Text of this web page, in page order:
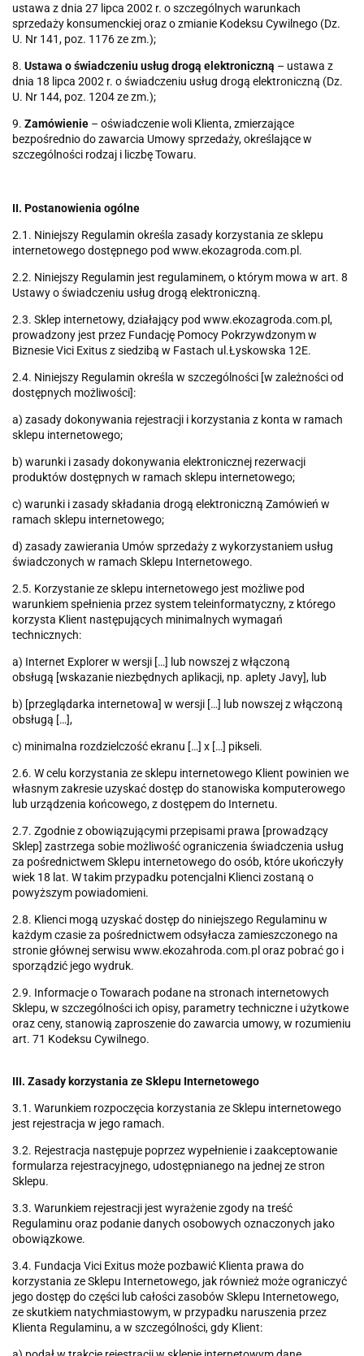
ustawa z dnia 27 lipca 2002 r. o szczególnych warunkach
sprzedaży konsumenckiej oraz o zmianie Kodeksu Cywilnego (Dz.
U. Nr 141, poz. 1176 ze zm.);
8. Ustawa o świadczeniu usług drogą elektroniczną – ustawa z
dnia 18 lipca 2002 r. o świadczeniu usług drogą elektroniczną (Dz.
U. Nr 144, poz. 1204 ze zm.);
9. Zamówienie – oświadczenie woli Klienta, zmierzające
bezpośrednio do zawarcia Umowy sprzedaży, określające w
szczególności rodzaj i liczbę Towaru.
II. Postanowienia ogólne
2.1. Niniejszy Regulamin określa zasady korzystania ze sklepu
internetowego dostępnego pod www.ekozagroda.com.pl.
2.2. Niniejszy Regulamin jest regulaminem, o którym mowa w art. 8
Ustawy o świadczeniu usług drogą elektroniczną.
2.3. Sklep internetowy, działający pod www.ekozagroda.com.pl,
prowadzony jest przez Fundację Pomocy Pokrzywdzonym w
Biznesie Vici Exitus z siedzibą w Fastach ul.Łyskowska 12E.
2.4. Niniejszy Regulamin określa w szczególności [w zależności od
dostępnych możliwości]:
a) zasady dokonywania rejestracji i korzystania z konta w ramach
sklepu internetowego;
b) warunki i zasady dokonywania elektronicznej rezerwacji
produktów dostępnych w ramach sklepu internetowego;
c) warunki i zasady składania drogą elektroniczną Zamówień w
ramach sklepu internetowego;
d) zasady zawierania Umów sprzedaży z wykorzystaniem usług
świadczonych w ramach Sklepu Internetowego.
2.5. Korzystanie ze sklepu internetowego jest możliwe pod
warunkiem spełnienia przez system teleinformatyczny, z którego
korzysta Klient następujących minimalnych wymagań
technicznych:
a) Internet Explorer w wersji […] lub nowszej z włączoną
obsługą [wskazanie niezbędnych aplikacji, np. aplety Javy], lub
b) [przeglądarka internetowa] w wersji […] lub nowszej z włączoną
obsługą […],
c) minimalna rozdzielczość ekranu […] x […] pikseli.
2.6. W celu korzystania ze sklepu internetowego Klient powinien we
własnym zakresie uzyskać dostęp do stanowiska komputerowego
lub urządzenia końcowego, z dostępem do Internetu.
2.7. Zgodnie z obowiązującymi przepisami prawa [prowadzący
Sklep] zastrzega sobie możliwość ograniczenia świadczenia usług
za pośrednictwem Sklepu internetowego do osób, które ukończyły
wiek 18 lat. W takim przypadku potencjalni Klienci zostaną o
powyższym powiadomieni.
2.8. Klienci mogą uzyskać dostęp do niniejszego Regulaminu w
każdym czasie za pośrednictwem odsyłacza zamieszczonego na
stronie głównej serwisu www.ekozahroda.com.pl oraz pobrać go i
sporządzić jego wydruk.
2.9. Informacje o Towarach podane na stronach internetowych
Sklepu, w szczególności ich opisy, parametry techniczne i użytkowe
oraz ceny, stanowią zaproszenie do zawarcia umowy, w rozumieniu
art. 71 Kodeksu Cywilnego.
III. Zasady korzystania ze Sklepu Internetowego
3.1. Warunkiem rozpoczęcia korzystania ze Sklepu internetowego
jest rejestracja w jego ramach.
3.2. Rejestracja następuje poprzez wypełnienie i zaakceptowanie
formularza rejestracyjnego, udostępnianego na jednej ze stron
Sklepu.
3.3. Warunkiem rejestracji jest wyrażenie zgody na treść
Regulaminu oraz podanie danych osobowych oznaczonych jako
obowiązkowe.
3.4. Fundacja Vici Exitus może pozbawić Klienta prawa do
korzystania ze Sklepu Internetowego, jak również może ograniczyć
jego dostęp do części lub całości zasobów Sklepu Internetowego,
ze skutkiem natychmiastowym, w przypadku naruszenia przez
Klienta Regulaminu, a w szczególności, gdy Klient: